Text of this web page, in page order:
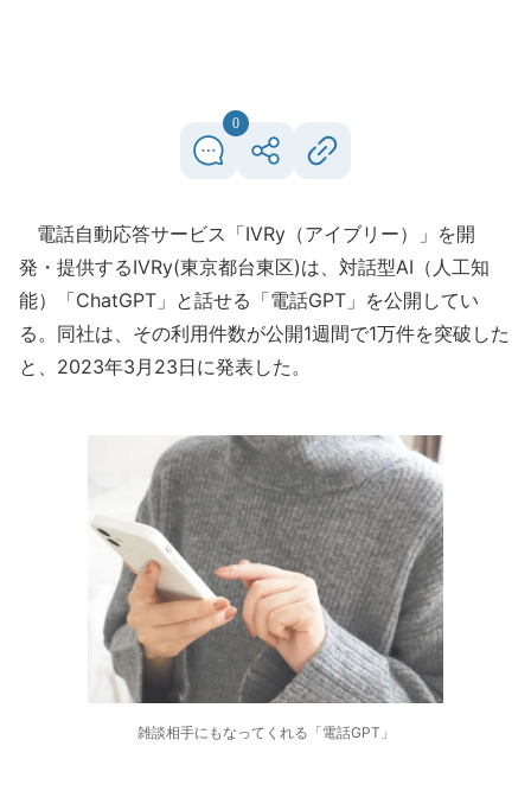
0
電話自動応答サービス「IVRy（アイブリー）」を開
発・提供するIVRy(東京都台東区)は、対話型AI（人工知
能）「ChatGPT」と話せる「電話GPT」を公開してい
る。同社は、その利用件数が公開1週間で1万件を突破した
と、2023年3月23日に発表した。
雑談相手にもなってくれる「電話GPT」